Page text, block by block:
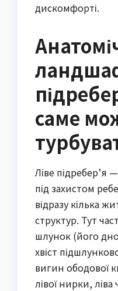
дискомфорті.
саме
Ліве підребер’я
під захистом
відразу кілька
структур. Тут
шлунок (його
хвіст
вигин ободової
лівої нирки,